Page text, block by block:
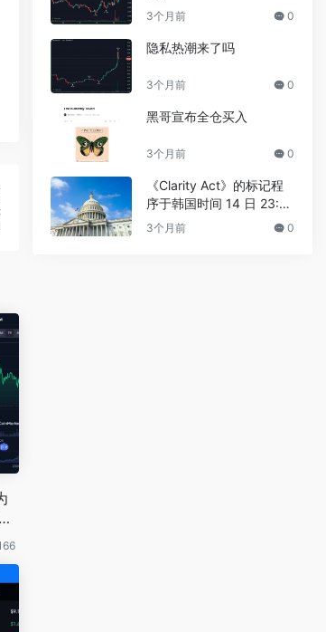
3个月前 0
隐私热潮来了吗
3个月前 0
黑哥宣布全仓买入
3个月前 0
《Clarity Act》的标记程
序于韩国时间 14 日 23:3
0 进行
3个月前 0